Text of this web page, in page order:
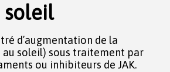
soleil
d’augmentation de la
soleil) sous traitement par
ou inhibiteurs de JAK.